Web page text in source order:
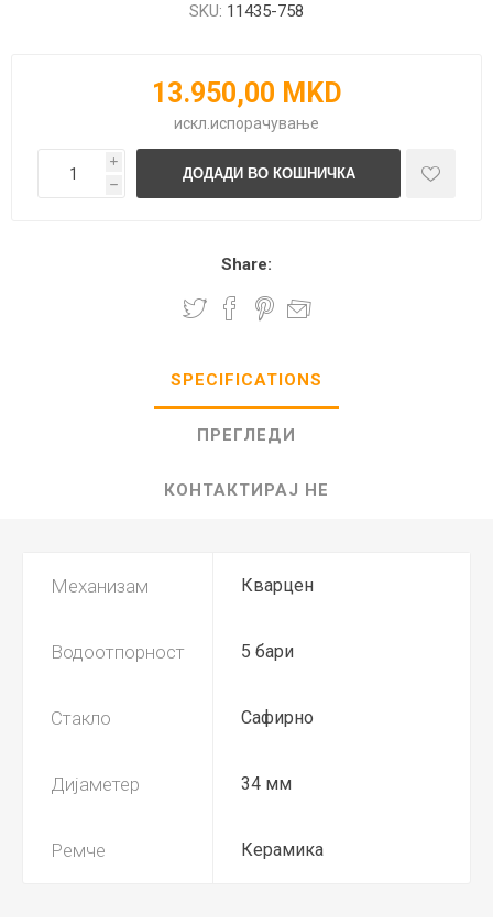
SKU: 11435-758
13.950,00 MKD
искл. испорачување
i
h
Share:
SPECIFICATIONS
ПРЕГЛЕДИ
КОНТАКТИРАЈ НЕ
Механизам Кварцен
Водоотпорност 5 бари
Стакло Сафирно
Дијаметер 34 мм
Ремче Керамика